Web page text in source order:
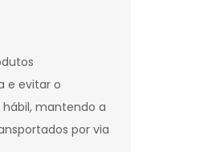
e evitar o
mantendo a
por via